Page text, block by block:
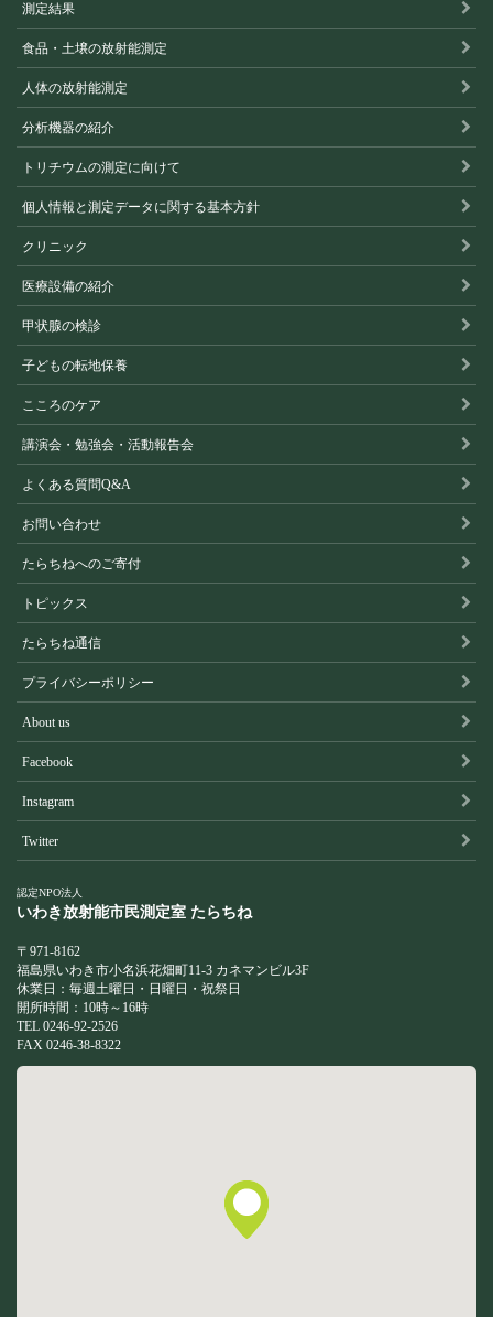
測定結果
食品・土壌の放射能測定
人体の放射能測定
分析機器の紹介
トリチウムの測定に向けて
個人情報と測定データに関する基本方針
クリニック
医療設備の紹介
甲状腺の検診
子どもの転地保養
こころのケア
講演会・勉強会・活動報告会
よくある質問Q&A
お問い合わせ
たらちねへのご寄付
トピックス
たらちね通信
プライバシーポリシー
About us
Facebook
Instagram
Twitter
認定NPO法人
いわき放射能市民測定室 たらちね
〒971-8162
福島県いわき市小名浜花畑町11-3 カネマンビル3F
休業日：毎週土曜日・日曜日・祝祭日
開所時間：10時～16時
TEL 0246-92-2526
FAX 0246-38-8322